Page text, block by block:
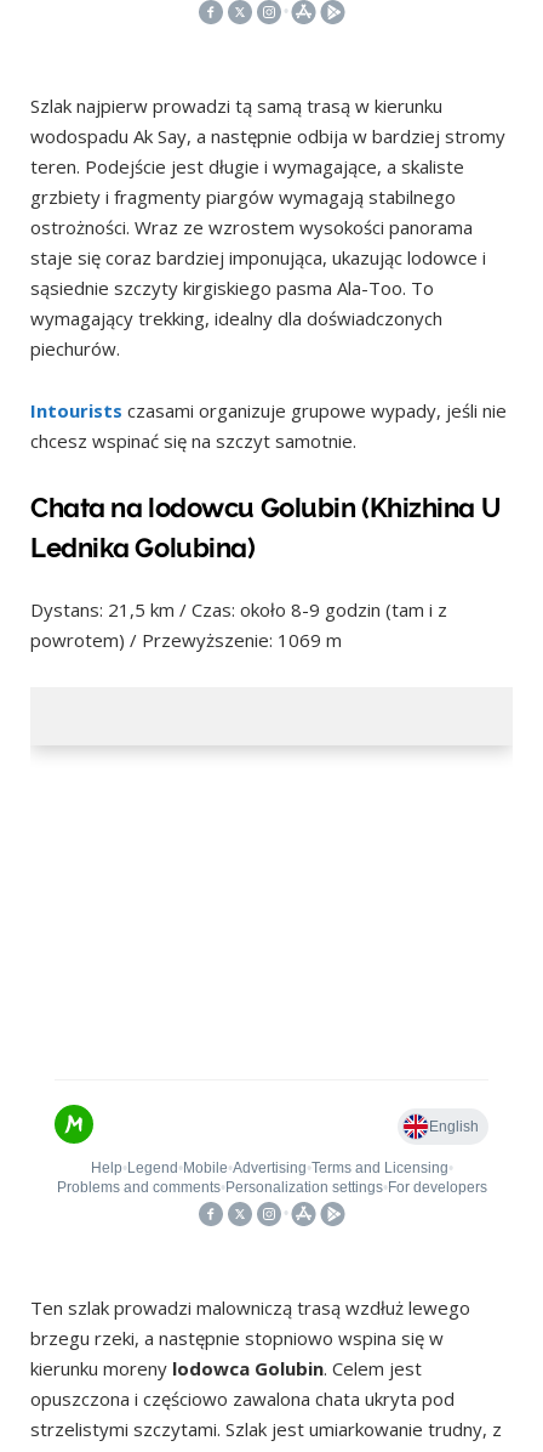
Szlak najpierw prowadzi tą samą trasą w kierunku
wodospadu Ak Say, a następnie odbija w bardziej stromy
teren. Podejście jest długie i wymagające, a skaliste
grzbiety i fragmenty piargów wymagają stabilnego
ostrożności. Wraz ze wzrostem wysokości panorama
staje się coraz bardziej imponująca, ukazując lodowce i
sąsiednie szczyty kirgiskiego pasma Ala-Too. To
wymagający trekking, idealny dla doświadczonych
piechurów.
Intourists czasami organizuje grupowe wypady, jeśli nie
chcesz wspinać się na szczyt samotnie.
Chata na lodowcu Golubin (Khizhina U
Lednika Golubina)
Dystans: 21,5 km / Czas: około 8-9 godzin (tam i z
powrotem) / Przewyższenie: 1069 m
Ten szlak prowadzi malowniczą trasą wzdłuż lewego
brzegu rzeki, a następnie stopniowo wspina się w
kierunku moreny lodowca Golubin. Celem jest
opuszczona i częściowo zawalona chata ukryta pod
strzelistymi szczytami. Szlak jest umiarkowanie trudny, z